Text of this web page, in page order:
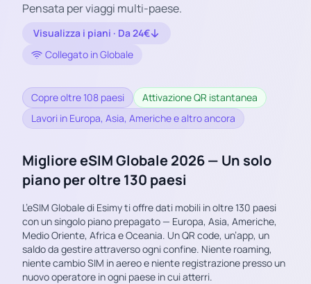
Pensata per viaggi multi-paese.
Visualizza i piani · Da 24€
Collegato in Globale
Copre oltre 108 paesi
Attivazione QR istantanea
Lavori in Europa, Asia, Americhe e altro ancora
Migliore eSIM Globale 2026 — Un solo
piano per oltre 130 paesi
L’eSIM Globale di Esimy ti offre dati mobili in oltre 130 paesi
con un singolo piano prepagato — Europa, Asia, Americhe,
Medio Oriente, Africa e Oceania. Un QR code, un’app, un
saldo da gestire attraverso ogni confine. Niente roaming,
niente cambio SIM in aereo e niente registrazione presso un
nuovo operatore in ogni paese in cui atterri.